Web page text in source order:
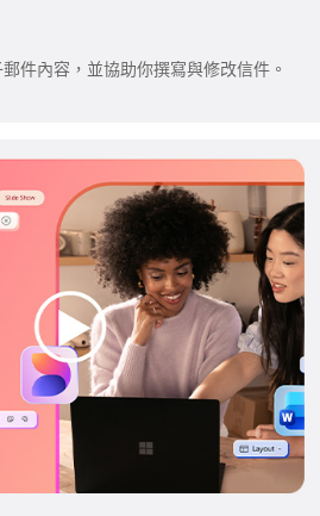
件內容，並協助你撰寫與修改信件。